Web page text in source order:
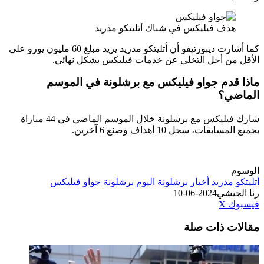
فيليكس في شباك أتليتكو مدريد
كما أشارت ديبورتيفو أن أتليتكو مدريد يريد مبلغ 60 مليون يورو على
أجل التخلي عن خدمات فيليكس بشكل نهائي.
جواو فيليكس مع برشلونة في الموسم
شارك فيليكس مع برشلونة خلال الموسم الماضي في 44 مباراة
سجل 10 أهداف وصنع 6 آخرين.
مدريد أخبار برشلونة اليوم برشلونة جواو فيليكس
2024-06-10
‫Xلينكدإن
بينتيريست
مشاركة
البريد
طباعة
ذات صلة